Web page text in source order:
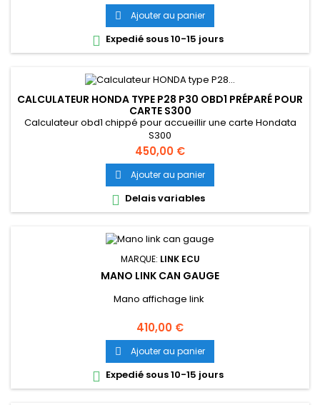
 Ajouter au panier
 Expedié sous 10-15 jours
CALCULATEUR HONDA TYPE P28 P30 OBD1 PRÉPARÉ POUR
CARTE S300
Calculateur obd1 chippé pour accueillir une carte Hondata
S300
Prix
450,00 €
 Ajouter au panier
 Delais variables
MARQUE: LINK ECU
MANO LINK CAN GAUGE
Mano affichage link
Prix
410,00 €
 Ajouter au panier
 Expedié sous 10-15 jours